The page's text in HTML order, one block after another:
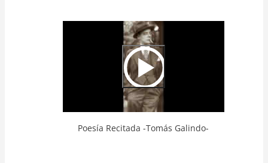
Video
Url
Poesía Recitada -Tomás Galindo-